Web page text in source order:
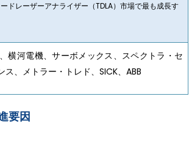
ドレーザーアナライザー（TDLA）市場で最も成長す
横河電機、サーボメックス、スペクトラ・セ
、メトラー・トレド、SICK、ABB
要因